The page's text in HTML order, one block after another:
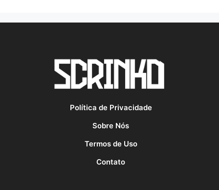
Política de Privacidade
Sobre Nós
Termos de Uso
Contato